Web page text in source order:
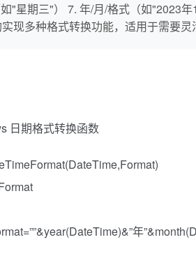
"星期三"） 7. 年/月/格式（如"2023
现多种格式转换功能，适用于需要
日期格式转换函数
年